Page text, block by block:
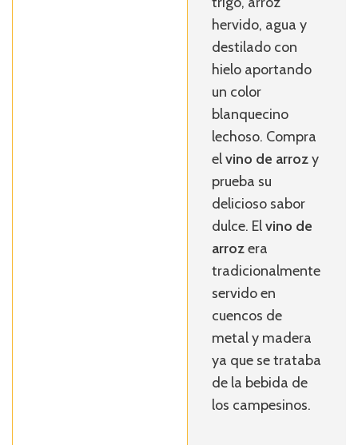
hervido, agua y
destilado con
hielo aportando
un color
blanquecino
lechoso. Compra
elvino de arrozy
prueba su
delicioso sabor
dulce. Elvino de
arrozera
tradicionalmente
servido en
cuencos de
metal y madera
ya que se trataba
de la bebida de
los campesinos.